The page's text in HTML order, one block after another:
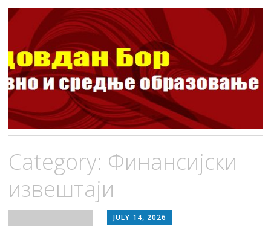
ШОСО Видовдан Бор
Школа за основно и средње образовање
to
Category: Финансијски
извештаји
JULY 14, 2026